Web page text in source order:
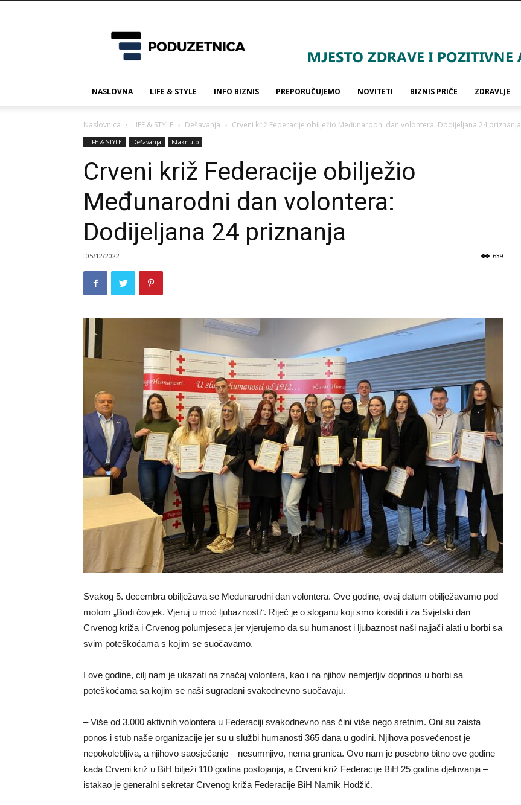
NASLOVNA LIFE & STYLE INFO BIZNIS PREPORUČUJEMO NOVITETI BIZNIS PRIČE ZDRAVLJE
Naslovnica LIFE & STYLE Dešavanja Crveni križ Federacije obilježio Međunarodni dan volontera: Dodijeljana 24 priznanja
LIFE & STYLE Dešavanja Istaknuto
Crveni križ Federacije obilježio
Međunarodni dan volontera:
Dodijeljana 24 priznanja
05/12/2022 639
Svakog 5. decembra obilježava se Međunarodni dan volontera. Ove godine, ovaj datum obilježavamo pod
motom „Budi čovjek. Vjeruj u moć ljubaznosti“. Riječ je o sloganu koji smo koristili i za Svjetski dan
Crvenog križa i Crvenog polumjeseca jer vjerujemo da su humanost i ljubaznost naši najjači alati u borbi sa
svim poteškoćama s kojim se suočavamo.
I ove godine, cilj nam je ukazati na značaj volontera, kao i na njihov nemjerljiv doprinos u borbi sa
poteškoćama sa kojim se naši sugrađani svakodnevno suočavaju.
– Više od 3.000 aktivnih volontera u Federaciji svakodnevno nas čini više nego sretnim. Oni su zaista
ponos i stub naše organizacije jer su u službi humanosti 365 dana u godini. Njihova posvećenost je
nepokolebljiva, a njihovo saosjećanje – nesumnjivo, nema granica. Ovo nam je posebno bitno ove godine
kada Crveni križ u BiH bilježi 110 godina postojanja, a Crveni križ Federacije BiH 25 godina djelovanja –
istakao je generalni sekretar Crvenog križa Federacije BiH Namik Hodžić.